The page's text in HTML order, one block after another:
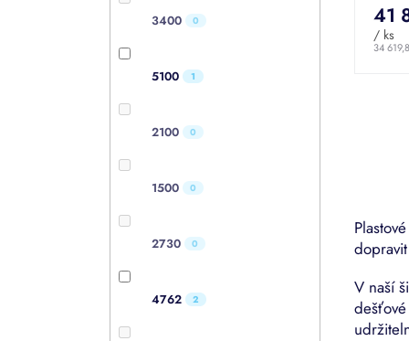
3400 0
5100 1
2100 0
1500 0
2730 0
4762 2
je
5,0
z
34
41
/ ks
V naší